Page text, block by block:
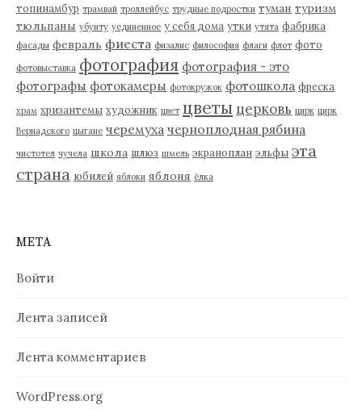
топинамбур трамвай троллейбус трудные подростки туман туризм
тюльпаны убунту уединенное у себя дома утки утята фабрика
фасады февраль фиеста физалис философия флаги флот фото
фотовыставка фотография фотография - это
фотографы фотокамеры фотокружок фотошкола фреска
храм хризантемы художник цвет цветы церковь цирк цирк
Вернадского цыгане черемуха черноплодная рябина
чистотел чучела школа шлюз шмель экраноплан эльфы эта
страна юбилей яблоки яблоня ёлка
МЕТА
Войти
Лента записей
Лента комментариев
WordPress.org